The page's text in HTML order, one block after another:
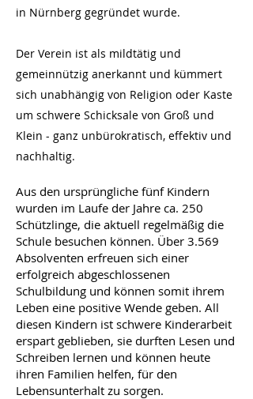
in Nürnberg gegründet wurde.
Der Verein ist als mildtätig und
gemeinnützig anerkannt und kümmert
sich unabhängig von Religion oder Kaste
um schwere Schicksale von Groß und
Klein - ganz unbürokratisch, effektiv und
nachhaltig.
Aus den ursprüngliche fünf Kindern
wurden im Laufe der Jahre ca. 250
Schützlinge, die aktuell regelmäßig die
Schule besuchen können. Über 3.569
Absolventen erfreuen sich einer
erfolgreich abgeschlossenen
Schulbildung und können somit ihrem
Leben eine positive Wende geben. All
diesen Kindern ist schwere Kinderarbeit
erspart geblieben, sie durften Lesen und
Schreiben lernen und können heute
ihren Familien helfen, für den
Lebensunterhalt zu sorgen.